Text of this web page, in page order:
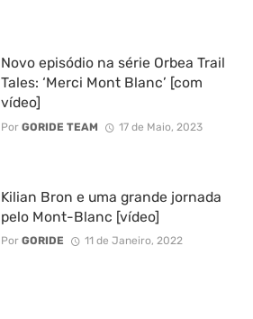
Novo episódio na série Orbea Trail
Tales: ‘Merci Mont Blanc’ [com
vídeo]
Por GORIDE TEAM 17 de Maio, 2023
Kilian Bron e uma grande jornada
pelo Mont-Blanc [vídeo]
Por GORIDE 11 de Janeiro, 2022